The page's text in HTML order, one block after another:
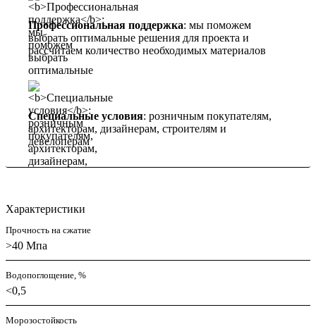
Профессиональная поддержка: мы поможем
выбрать оптимальные решения для проекта и
рассчитаем количество необходимых материалов
Специальные условия: розничным покупателям,
архитекторам, дизайнерам, строителям и
девелоперам
Характеристики
Прочность на сжатие
>40 Мпа
Водопоглощение, %
<0,5
Морозостойкость